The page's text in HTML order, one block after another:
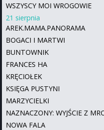
WSZYSCY MOI WROGOWIE
21 sierpnia
AREK.MAMA.PANORAMA
BOGACI I MARTWI
BUNTOWNIK
FRANCES HA
KRĘCIOŁEK
KSIĘGA PUSTYNI
MARZYCIELKI
NAZNACZONY: WYJŚCIE Z
NOWA FALA